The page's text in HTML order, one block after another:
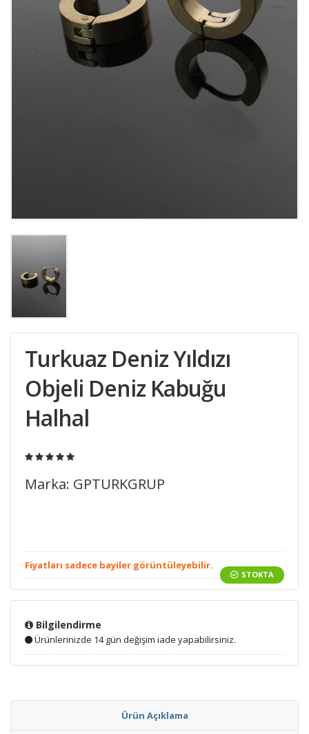
Turkuaz Deniz Yıldızı
Objeli Deniz Kabuğu
Halhal
Marka: GPTURKGRUP
Fiyatları sadece bayiler görüntüleyebilir.
STOKTA
Bilgilendirme
Ürünlerinizde 14 gün değişim iade yapabilirsiniz.
Ürün Açıklama